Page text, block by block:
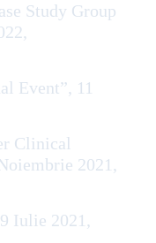
Study Group
Event”, 11
Clinical
2021,
Iulie 2021,